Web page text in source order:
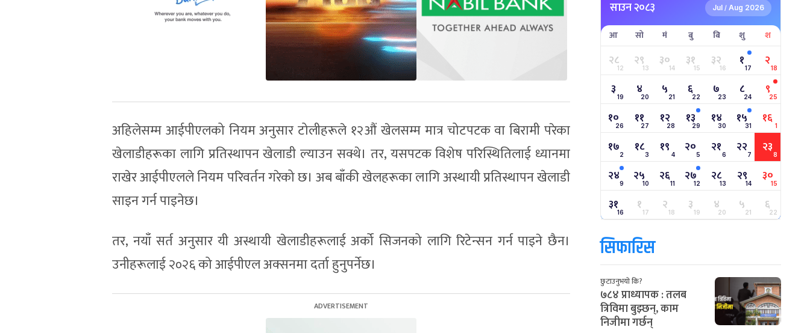
अहिलेसम्म आईपीएलको नियम अनुसार टोलीहरूले १२औं खेलसम्म मात्र चोटपटक वा बिरामी परेका
खेलाडीहरूका लागि प्रतिस्थापन खेलाडी ल्याउन सक्थे। तर, यसपटक विशेष परिस्थितिलाई ध्यानमा
राखेर आईपीएलले नियम परिवर्तन गरेको छ। अब बाँकी खेलहरूका लागि अस्थायी प्रतिस्थापन खेलाडी
साइन गर्न पाइनेछ।
तर, नयाँ सर्त अनुसार यी अस्थायी खेलाडीहरूलाई अर्को सिजनको लागि रिटेन्सन गर्न पाइने छैन।
उनीहरूलाई २०२६ को आईपीएल अक्सनमा दर्ता हुनुपर्नेछ।
साउन २०८३ Jul / Aug 2026
आ सो मं बु बि शु श
२८12 २९13 ३०14 ३१15 ३२16 १17 २18
३ 19 ४20 ५ 21 ६22 ७23 ८24 ९25
१०26 ११27 १२28 १३29 १४30 १५31 १६ 1
१७2 १८3 १९ 4 २०5 २१6 २२7 २३8
२४9 २५10 २६11 २७12 २८13 २९14 ३०15
३१16 १17 २18 ३19 ४20 ५21 ६22
सिफारिस
छुटाउनुभयो कि?
७८४ प्राध्यापक : तलब
त्रिविमा बुझ्छन्, काम
निजीमा गर्छन्